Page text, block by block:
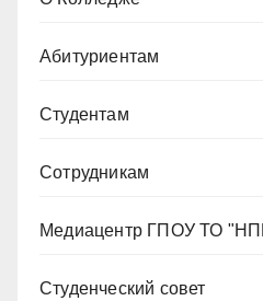
Абитуриентам
Студентам
Сотрудникам
Медиацентр ГПОУ ТО
Студенческий совет